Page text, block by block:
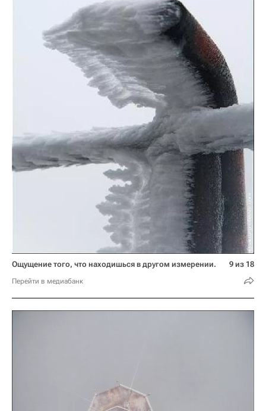
Ощущение того, что находишься в другом измерении.
Перейти в медиабанк
9 из 18